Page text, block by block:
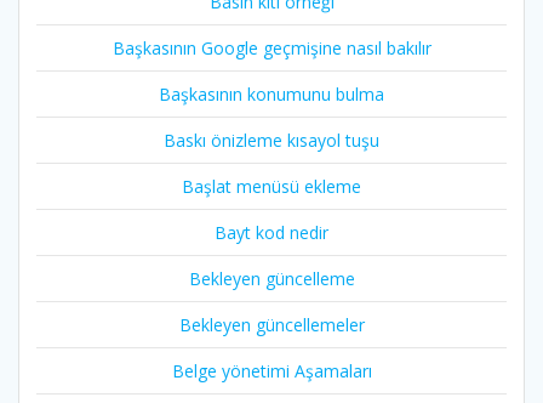
Başkasının Google geçmişine nasıl bakılır
Başkasının konumunu bulma
Baskı önizleme kısayol tuşu
Başlat menüsü ekleme
Bayt kod nedir
Bekleyen güncelleme
Bekleyen güncellemeler
Belge yönetimi Aşamaları